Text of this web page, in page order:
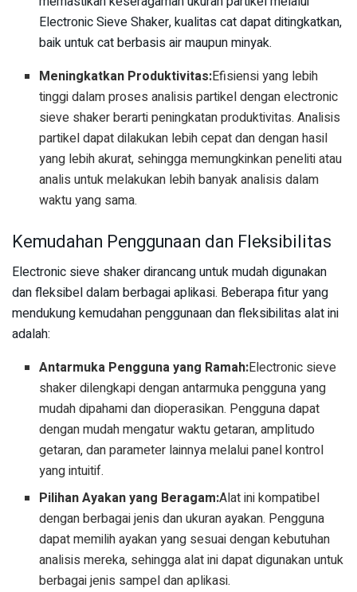
Electronic Sieve Shaker, kualitas cat dapat ditingkatkan,
baik untuk cat berbasis air maupun minyak.
Meningkatkan Produktivitas:Efisiensi yang lebih
tinggi dalam proses analisis partikel dengan electronic
sieve shaker berarti peningkatan produktivitas. Analisis
partikel dapat dilakukan lebih cepat dan dengan hasil
yang lebih akurat, sehingga memungkinkan peneliti atau
analis untuk melakukan lebih banyak analisis dalam
waktu yang sama.
Kemudahan Penggunaan dan Fleksibilitas
Electronic sieve shaker dirancang untuk mudah digunakan
dan fleksibel dalam berbagai aplikasi. Beberapa fitur yang
mendukung kemudahan penggunaan dan fleksibilitas alat ini
adalah:
Antarmuka Pengguna yang Ramah:Electronic sieve
shaker dilengkapi dengan antarmuka pengguna yang
mudah dipahami dan dioperasikan. Pengguna dapat
dengan mudah mengatur waktu getaran, amplitudo
getaran, dan parameter lainnya melalui panel kontrol
yang intuitif.
Pilihan Ayakan yang Beragam:Alat ini kompatibel
dengan berbagai jenis dan ukuran ayakan. Pengguna
dapat memilih ayakan yang sesuai dengan kebutuhan
analisis mereka, sehingga alat ini dapat digunakan untuk
berbagai jenis sampel dan aplikasi.